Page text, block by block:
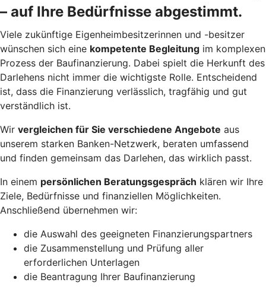
– auf Ihre Bedürfnisse abgestimmt.
Viele zukünftige Eigenheimbesitzerinnen und -besitzer
wünschen sich eine kompetente Begleitung im komplexen
Prozess der Baufinanzierung. Dabei spielt die Herkunft des
Darlehens nicht immer die wichtigste Rolle. Entscheidend
ist, dass die Finanzierung verlässlich, tragfähig und gut
verständlich ist.
Wir vergleichen für Sie verschiedene Angebote aus
unserem starken Banken-Netzwerk, beraten umfassend
und finden gemeinsam das Darlehen, das wirklich passt.
In einem persönlichen Beratungsgespräch klären wir Ihre
Ziele, Bedürfnisse und finanziellen Möglichkeiten.
Anschließend übernehmen wir:
die Auswahl des geeigneten Finanzierungspartners
die Zusammenstellung und Prüfung aller
erforderlichen Unterlagen
die Beantragung Ihrer Baufinanzierung